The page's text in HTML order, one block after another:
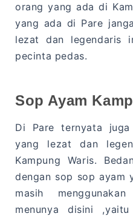
orang yang ada di
yang ada di Pare
lezat dan legendaris
pecinta pedas.
Sop Ayam
Di Pare ternyata
yang lezat dan
Kampung Waris.
dengan sop sop ayam
masih
menunya disini